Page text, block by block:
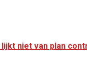
niet van plan